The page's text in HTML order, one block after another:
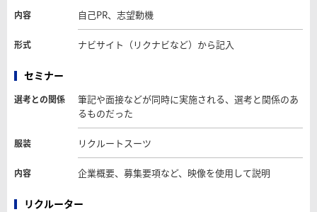
内容 自己PR、志望動機
形式 ナビサイト（リクナビなど）から記入
セミナー
選考との関係
筆記や面接などが同時に実施される、選考と関係のあ
るものだった
服装 リクルートスーツ
内容 企業概要、募集要項など、映像を使用して説明
リクルーター